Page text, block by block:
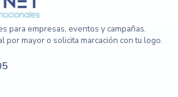
para empresas, eventos y campañas.
por mayor o solicita marcación con tu logo.